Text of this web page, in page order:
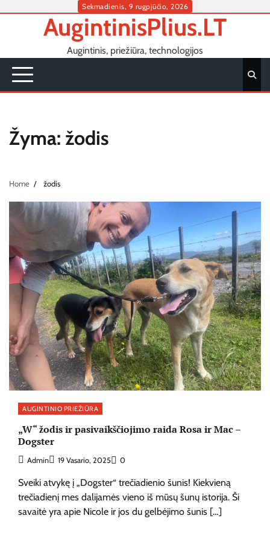
Sekmadienis, 9 rugpjūčio, 2026
AugintinisPlius.LT
Augintinis, priežiūra, technologijos
Žyma: žodis
Home žodis
AUGINTINIO PRIEŽIŪRA
„W“ žodis ir pasivaikščiojimo raida Rosa ir Mac –
Dogster
Admin 19 Vasario, 2025 0
Sveiki atvykę į „Dogster“ trečiadienio šunis! Kiekvieną
trečiadienį mes dalijamės vieno iš mūsų šunų istorija. Ši
savaitė yra apie Nicole ir jos du gelbėjimo šunis […]